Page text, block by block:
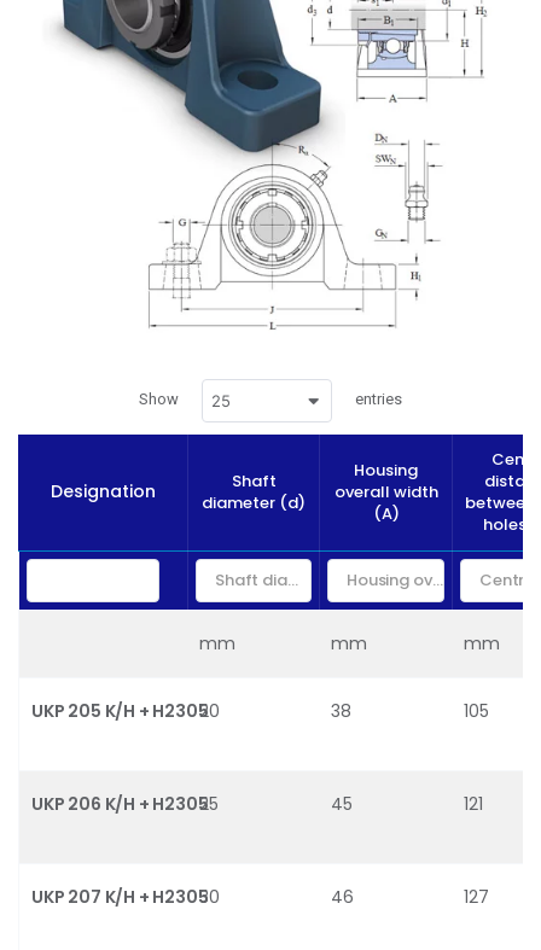
Show 25 entries
Designation
Shaft
diameter (d)
Housing
overall width
(A)
holes
mm mm mm
UKP 205 K/H + H230520 38 105
UKP 206 K/H + H230525 45 121
UKP 207 K/H + H230530 46 127